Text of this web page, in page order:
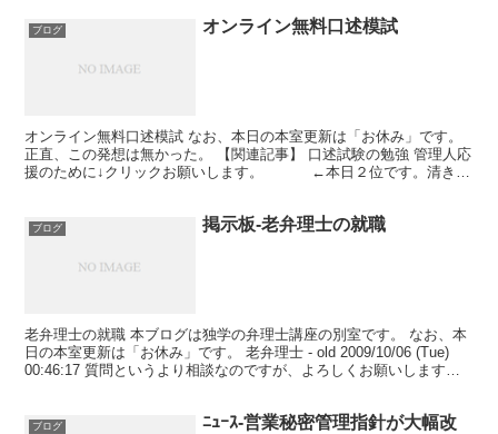
ブログ オンライン無料口述模試
オンライン無料口述模試 なお、本日の本室更新は「お休み」です。
正直、この発想は無かった。 【関連記事】 口述試験の勉強 管理人応
援のために↓クリックお願いします。 ←本日２位です。清き一
ブログ 掲示板-老弁理士の就職
老弁理士の就職 本ブログは独学の弁理士講座の別室です。 なお、本
日の本室更新は「お休み」です。 老弁理士 - old 2009/10/06 (Tue)
00:46:17 質問というより相談なのですが、よろしくお願いします。
ブログ
ﾆｭｰｽ-営業秘密管理指針が大幅改